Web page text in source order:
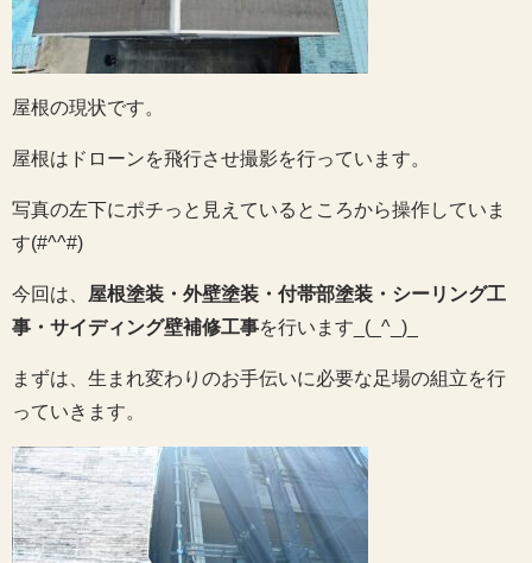
屋根の現状です。
屋根はドローンを飛行させ撮影を行っています。
写真の左下にポチっと見えているところから操作していま
す(#^^#)
今回は、 屋根塗装・外壁塗装・付帯部塗装・シーリング工
事・サイディング壁補修工事を行います_(_^_)_
まずは、生まれ変わりのお手伝いに必要な足場の組立を行
っていきます。